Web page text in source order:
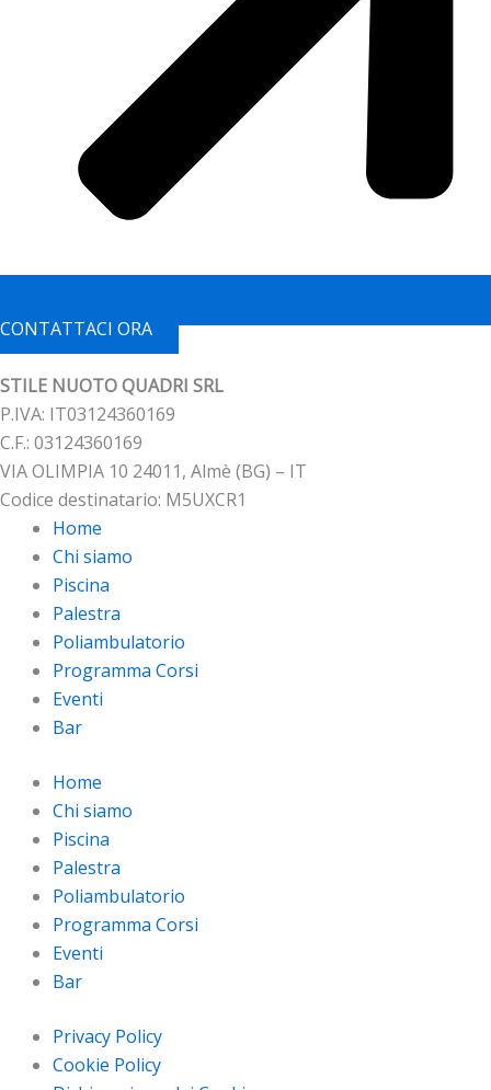
CONTATTACI ORA
STILE NUOTO QUADRI SRL
P.IVA: IT03124360169
C.F.: 03124360169
VIA OLIMPIA 10 24011, Almè (BG) – IT
Codice destinatario: M5UXCR1
Home
Chi siamo
Piscina
Palestra
Poliambulatorio
Programma Corsi
Eventi
Bar
Home
Chi siamo
Piscina
Palestra
Poliambulatorio
Programma Corsi
Eventi
Bar
Privacy Policy
Cookie Policy